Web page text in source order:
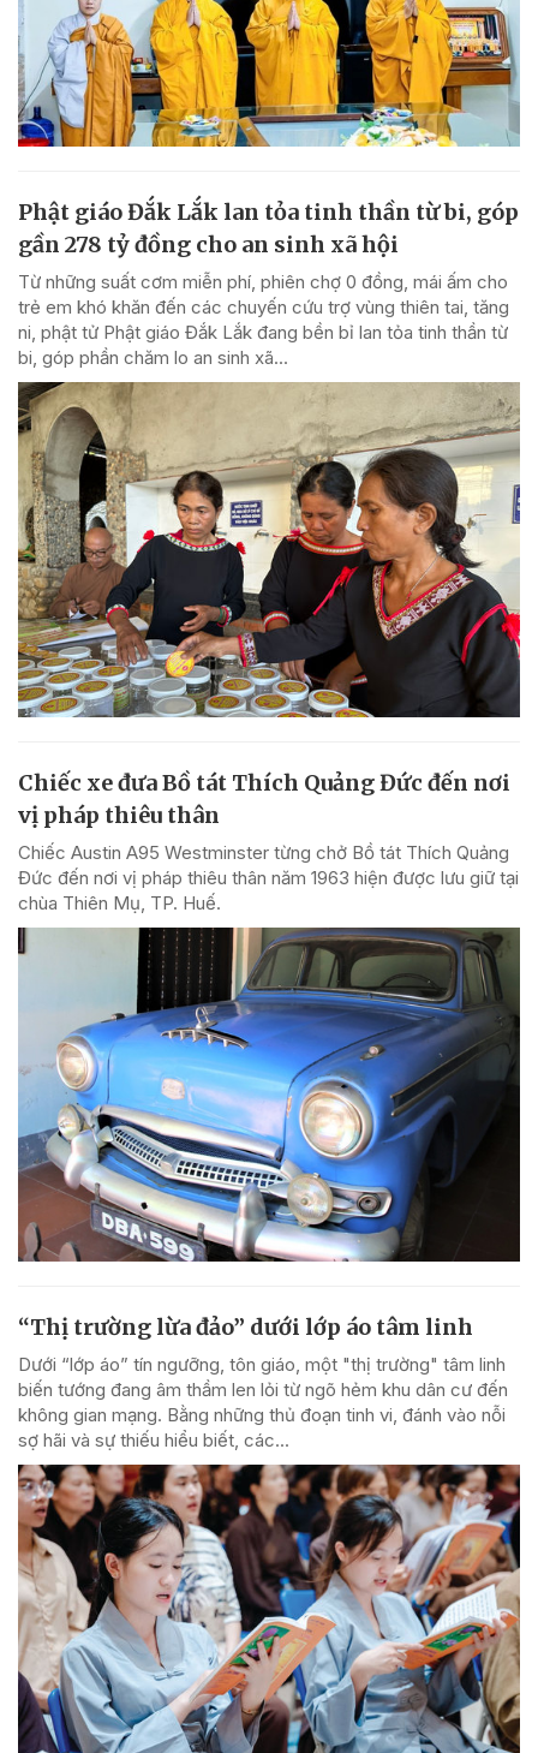
Phật giáo Đắk Lắk lan tỏa tinh thần từ bi, góp
gần 278 tỷ đồng cho an sinh xã hội
Từ những suất cơm miễn phí, phiên chợ 0 đồng, mái ấm cho
trẻ em khó khăn đến các chuyến cứu trợ vùng thiên tai, tăng
ni, phật tử Phật giáo Đắk Lắk đang bền bỉ lan tỏa tinh thần từ
bi, góp phần chăm lo an sinh xã...
Chiếc xe đưa Bồ tát Thích Quảng Đức đến nơi
vị pháp thiêu thân
Chiếc Austin A95 Westminster từng chở Bồ tát Thích Quảng
Đức đến nơi vị pháp thiêu thân năm 1963 hiện được lưu giữ tại
chùa Thiên Mụ, TP. Huế.
“Thị trường lừa đảo” dưới lớp áo tâm linh
Dưới “lớp áo” tín ngưỡng, tôn giáo, một "thị trường" tâm linh
biến tướng đang âm thầm len lỏi từ ngõ hẻm khu dân cư đến
không gian mạng. Bằng những thủ đoạn tinh vi, đánh vào nỗi
sợ hãi và sự thiếu hiểu biết, các...